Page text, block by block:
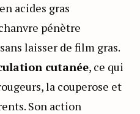
acides gras
pénètre
laisser de film gras.
cutanée, ce qui
la couperose et
Son action